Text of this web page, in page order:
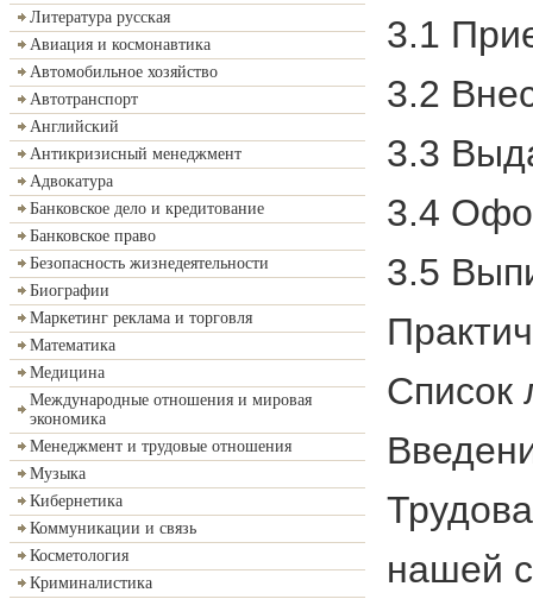
Литература русская
Авиация и космонавтика
Автомобильное хозяйство
Автотранспорт
Английский
Антикризисный менеджмент
Адвокатура
Банковское дело и кредитование
Банковское право
Безопасность жизнедеятельности
Биографии
Маркетинг реклама и торговля
Математика
Медицина
Международные отношения и мировая
экономика
Менеджмент и трудовые отношения
Музыка
Кибернетика
Коммуникации и связь
Косметология
Криминалистика
3.1
3.2
3.3
3.4
3.5
Список
нашей